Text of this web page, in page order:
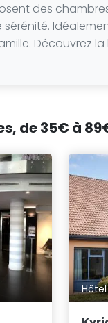
des
Découvrez
de 35€ à